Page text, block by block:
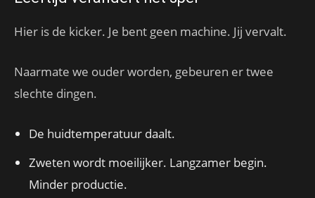
Hier is de kicker. Je bent geen machine. Jij vervalt.
Naarmate we ouder worden, gebeuren er twee
slechte dingen.
De huidtemperatuur daalt.
Zweten wordt moeilijker. Langzamer begin.
Minder productie.